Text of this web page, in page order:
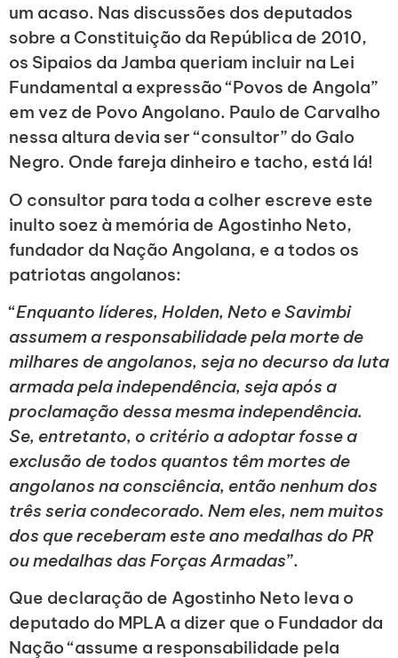
um acaso. Nas discussões dos deputados
sobre a Constituição da República de 2010,
os Sipaios da Jamba queriam incluir na Lei
Fundamental a expressão “Povos de Angola”
em vez de Povo Angolano. Paulo de Carvalho
nessa altura devia ser “consultor” do Galo
Negro. Onde fareja dinheiro e tacho, está lá!
O consultor para toda a colher escreve este
inulto soez à memória de Agostinho Neto,
fundador da Nação Angolana, e a todos os
patriotas angolanos:
“Enquanto líderes, Holden, Neto e Savimbi
assumem a responsabilidade pela morte de
milhares de angolanos, seja no decurso da luta
armada pela independência, seja após a
proclamação dessa mesma independência.
Se, entretanto, o critério a adoptar fosse a
exclusão de todos quantos têm mortes de
angolanos na consciência, então nenhum dos
três seria condecorado. Nem eles, nem muitos
dos que receberam este ano medalhas do PR
ou medalhas das Forças Armadas”.
Que declaração de Agostinho Neto leva o
deputado do MPLA a dizer que o Fundador da
Nação “assume a responsabilidade pela